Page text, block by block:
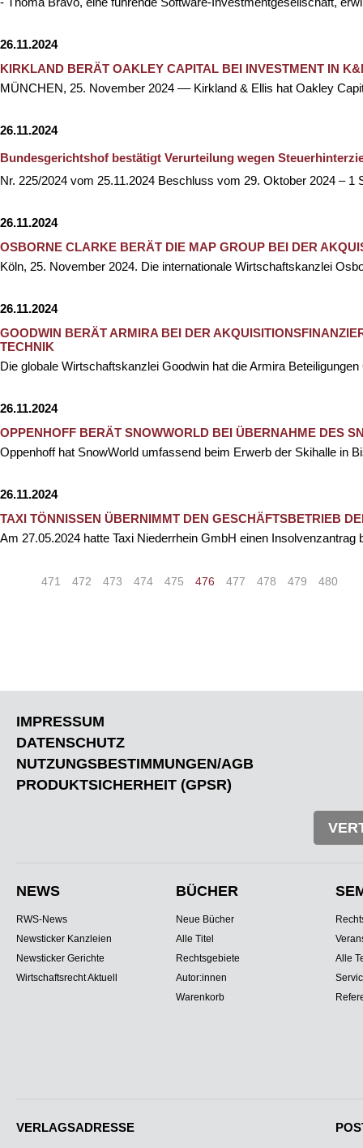
26.11.2024
KIRKLAND BERÄT OAKLEY CAPITAL BEI INVESTMENT IN
MÜNCHEN, 25. November 2024 –– Kirkland & Ellis hat Oakley
26.11.2024
Bundesgerichtshof bestätigt Verurteilung wegen
Nr. 225/2024 vom 25.11.2024 Beschluss vom 29. Oktober 2024 –
26.11.2024
OSBORNE CLARKE BERÄT DIE MAP GROUP BEI DER
Köln, 25. November 2024. Die internationale Wirtschaftskanzlei
26.11.2024
GOODWIN BERÄT ARMIRA BEI DER
TECHNIK
Die globale Wirtschaftskanzlei Goodwin hat die Armira
26.11.2024
OPPENHOFF BERÄT SNOWWORLD BEI ÜBERNAHME DES
Oppenhoff hat SnowWorld umfassend beim Erwerb der Skihalle in
26.11.2024
TAXI TÖNNISSEN ÜBERNIMMT DEN GESCHÄFTSBETRIEB
Am 27.05.2024 hatte Taxi Niederrhein GmbH einen
471 472 473 474 475 476 477 478 479 480
IMPRESSUM
DATENSCHUTZ
NUTZUNGSBESTIMMUNGEN/AGB
PRODUKTSICHERHEIT (GPSR)
NEWS
RWS-News
Newsticker Kanzleien
Newsticker Gerichte
Wirtschaftsrecht Aktuell
BÜCHER
Neue Bücher
Alle Titel
Rechtsgebiete
Autor:innen
Warenkorb
Alle
VERLAGSADRESSE